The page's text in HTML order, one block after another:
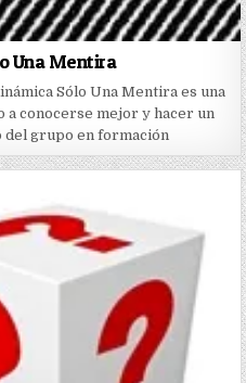
Una Mentira
Sólo Una Mentira es una
a conocerse mejor y hacer un
grupo en formación